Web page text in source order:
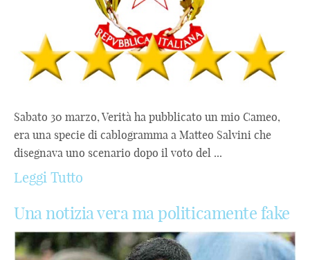
Sabato 30 marzo, Verità ha pubblicato un mio Cameo,
era una specie di cablogramma a Matteo Salvini che
disegnava uno scenario dopo il voto del ...
Leggi Tutto
Una notizia vera ma politicamente fake